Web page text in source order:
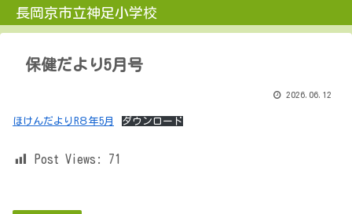
長岡京市立神足小学校
保健だより5月号
2026.06.12
ほけんだよりR８年5月 ダウンロード
Post Views: 71